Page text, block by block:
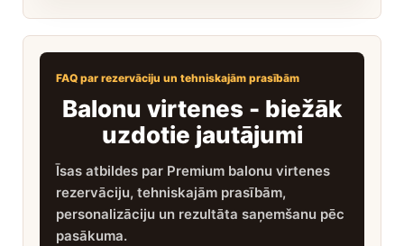
FAQ par rezervāciju un tehniskajām prasībām
Balonu virtenes - biežāk
uzdotie jautājumi
Īsas atbildes par Premium balonu virtenes
rezervāciju, tehniskajām prasībām,
personalizāciju un rezultāta saņemšanu pēc
pasākuma.